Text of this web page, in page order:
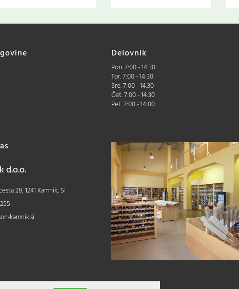
Delovnik
Pon. 7:00 - 14:30
Tor. 7:00 - 14:30
Sre. 7:00 - 14:30
Čet. 7:00 - 14:30
Pet. 7:00 - 14:00
d.o.o.
28, 1241 Kamnik, SI
kamnik.si